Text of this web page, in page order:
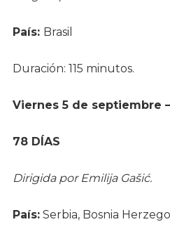
País: Brasil
Duración: 115 minutos.
Viernes 5 de septiembre
78 DÍAS
Dirigida por Emilija Gašić.
País:Serbia, Bosnia